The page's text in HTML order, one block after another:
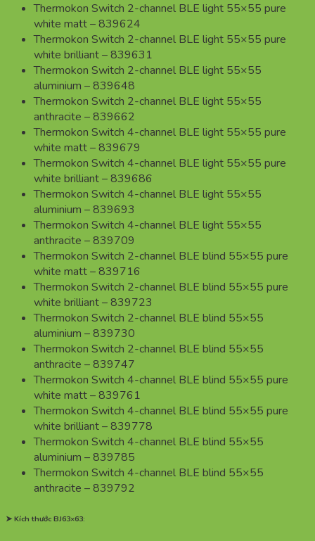
Thermokon Switch 2-channel BLE light 55×55 pure
white matt – 839624
Thermokon Switch 2-channel BLE light 55×55 pure
white brilliant – 839631
Thermokon Switch 2-channel BLE light 55×55
aluminium – 839648
Thermokon Switch 2-channel BLE light 55×55
anthracite – 839662
Thermokon Switch 4-channel BLE light 55×55 pure
white matt – 839679
Thermokon Switch 4-channel BLE light 55×55 pure
white brilliant – 839686
Thermokon Switch 4-channel BLE light 55×55
aluminium – 839693
Thermokon Switch 4-channel BLE light 55×55
anthracite – 839709
Thermokon Switch 2-channel BLE blind 55×55 pure
white matt – 839716
Thermokon Switch 2-channel BLE blind 55×55 pure
white brilliant – 839723
Thermokon Switch 2-channel BLE blind 55×55
aluminium – 839730
Thermokon Switch 2-channel BLE blind 55×55
anthracite – 839747
Thermokon Switch 4-channel BLE blind 55×55 pure
white matt – 839761
Thermokon Switch 4-channel BLE blind 55×55 pure
white brilliant – 839778
Thermokon Switch 4-channel BLE blind 55×55
aluminium – 839785
Thermokon Switch 4-channel BLE blind 55×55
anthracite – 839792
➤ Kích thước BJ63×63: